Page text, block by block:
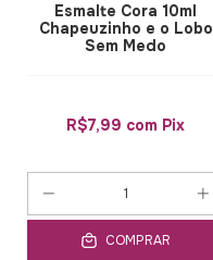
Esmalte Cora 10ml
Chapeuzinho e o Lobo
Sem Medo
R$7,99 com Pix
COMPRAR